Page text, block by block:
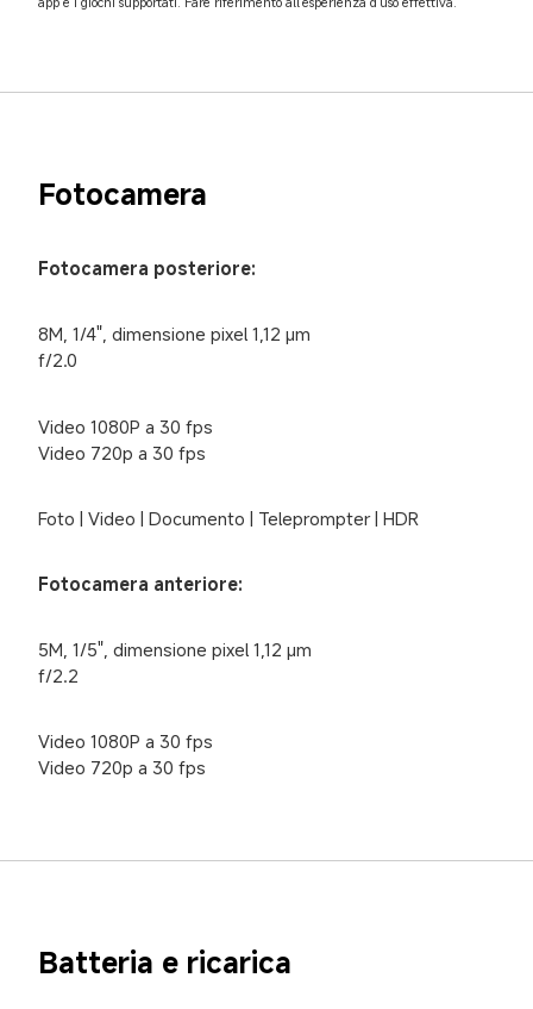
Fotocamera
Fotocamera posteriore:
8M, 1/4", dimensione pixel 1,12 μm
f/2.0
Video 1080P a 30 fps
Video 720p a 30 fps
Foto | Video | Documento | Teleprompter | HDR
Fotocamera anteriore:
5M, 1/5", dimensione pixel 1,12 μm
f/2.2
Video 1080P a 30 fps
Video 720p a 30 fps
Batteria e ricarica